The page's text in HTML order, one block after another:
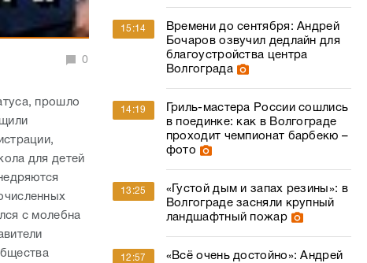
0
прошло
для детей
с молебна
15:14
Времени до сентября: Андрей
Бочаров озвучил дедлайн для
благоустройства центра
Волгограда
14:19
Гриль-мастера России сошлись
в поединке: как в Волгограде
проходит чемпионат барбекю –
фото
13:25
«Густой дым и запах резины»: в
Волгограде засняли крупный
ландшафтный пожар
12:57
«Всё очень достойно»: Андрей